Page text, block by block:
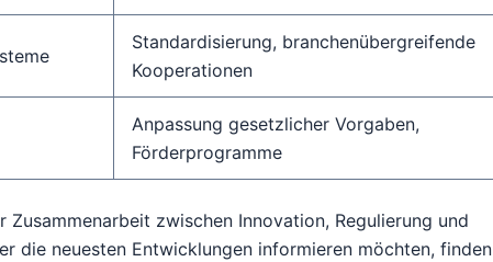
Standardisierung, branchenübergreifende
Kooperationen
Anpassung gesetzlicher Vorgaben,
Förderprogramme
zwischen Innovation, Regulierung und
die neuesten Entwicklungen informieren möchten, finden